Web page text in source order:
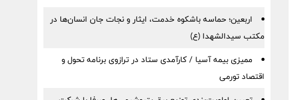
اربعین؛ حماسه باشکوه خدمت، ایثار و نجات جان انسان‌ها در
مکتب سیدالشهدا (ع)
ممیزی بیمه آسیا / کارآمدی ستاد در ترازوی برنامه تحول و
اقتصاد تورمی